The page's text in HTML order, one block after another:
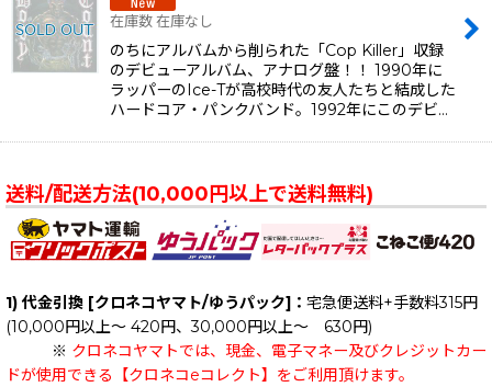
在庫数 在庫なし
のちにアルバムから削られた「Cop Killer」収録
のデビューアルバム、アナログ盤！！ 1990年に
ラッパーのIce-Tが高校時代の友人たちと結成した
ハードコア・パンクバンド。1992年にこのデビ…
送料/配送方法(10,000円以上で送料無料)
1) 代金引換 [クロネコヤマト/ゆうパック]： 宅急便送料+手数料315円
(10,000円以上～ 420円、30,000円以上～ 630円)
※ クロネコヤマトでは、現金、電子マネー及びクレジットカー
ドが使用できる【クロネコeコレクト】をご利用頂けます。